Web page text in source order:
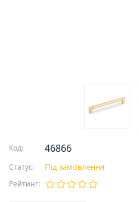
Код: 46866
Статус: Під замовлення
Рейтинг: